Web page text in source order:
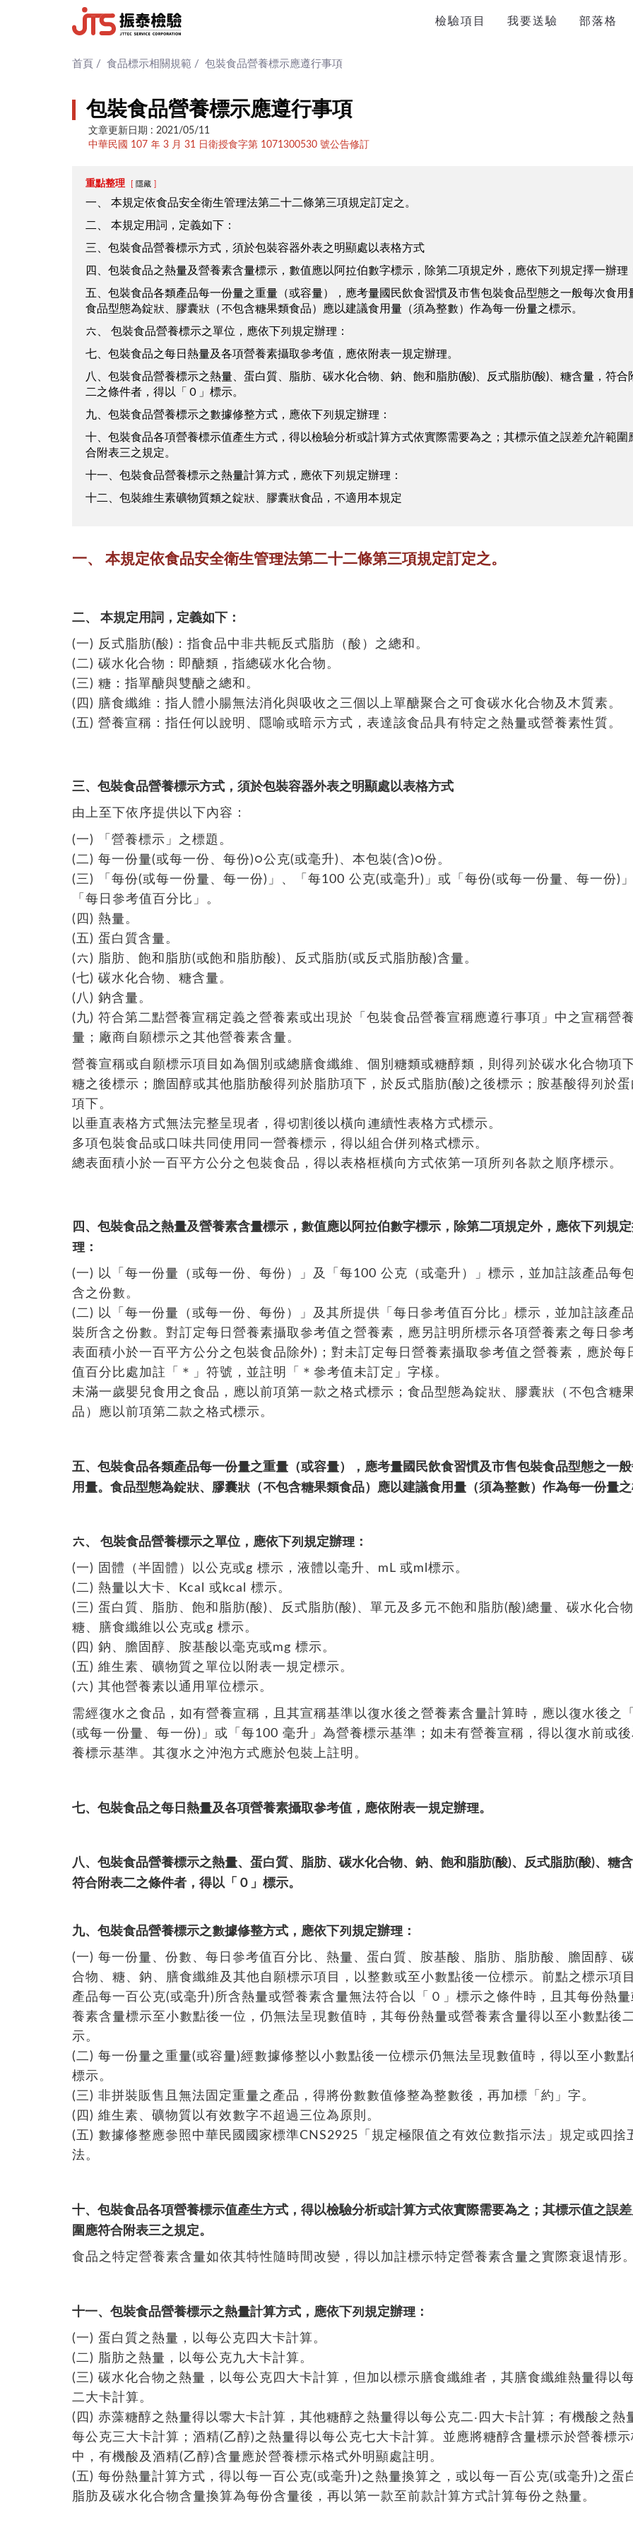
檢驗項目 我要送驗 部落格
首頁 / 食品標示相關規範 / 包裝食品營養標示應遵行事項
包裝食品營養標示應遵行事項
文章更新日期 : 2021/05/11
中華民國 107 年 3 月 31 日衛授食字第 1071300530 號公告修訂
重點整理 隱藏
一、 本規定依食品安全衛生管理法第二十二條第三項規定訂定之。
二、 本規定用詞，定義如下：
三、包裝食品營養標示方式，須於包裝容器外表之明顯處以表格方式
四、包裝食品之熱量及營養素含量標示，數值應以阿拉伯數字標示，除第二項規定外，應依下列規定擇一辦理
五、包裝食品各類產品每一份量之重量（或容量），應考量國民飲食習慣及市售包裝食品型態之一般每次食用
食品型態為錠狀、膠囊狀（不包含糖果類食品）應以建議食用量（須為整數）作為每一份量之標示。
六、 包裝食品營養標示之單位，應依下列規定辦理：
七、包裝食品之每日熱量及各項營養素攝取參考值，應依附表一規定辦理。
八、包裝食品營養標示之熱量、蛋白質、脂肪、碳水化合物、鈉、飽和脂肪(酸)、反式脂肪(酸)、糖含量，符合
二之條件者，得以「０」標示。
九、包裝食品營養標示之數據修整方式，應依下列規定辦理：
十、包裝食品各項營養標示值產生方式，得以檢驗分析或計算方式依實際需要為之；其標示值之誤差允許範圍
合附表三之規定。
十一、包裝食品營養標示之熱量計算方式，應依下列規定辦理：
十二、包裝維生素礦物質類之錠狀、膠囊狀食品，不適用本規定
一、 本規定依食品安全衛生管理法第二十二條第三項規定訂定之。
二、 本規定用詞，定義如下：
(一) 反式脂肪(酸)：指食品中非共軛反式脂肪（酸）之總和。
(二) 碳水化合物：即醣類，指總碳水化合物。
(三) 糖：指單醣與雙醣之總和。
(四) 膳食纖維：指人體小腸無法消化與吸收之三個以上單醣聚合之可食碳水化合物及木質素。
(五) 營養宣稱：指任何以說明、隱喻或暗示方式，表達該食品具有特定之熱量或營養素性質。
三、包裝食品營養標示方式，須於包裝容器外表之明顯處以表格方式
由上至下依序提供以下內容：
(一) 「營養標示」之標題。
(二) 每一份量(或每一份、每份)○公克(或毫升)、本包裝(含)○份。
(三) 「每份(或每一份量、每一份)」、「每100 公克(或毫升)」或「每份(或每一份量、每一份)」
「每日參考值百分比」。
(四) 熱量。
(五) 蛋白質含量。
(六) 脂肪、飽和脂肪(或飽和脂肪酸)、反式脂肪(或反式脂肪酸)含量。
(七) 碳水化合物、糖含量。
(八) 鈉含量。
(九) 符合第二點營養宣稱定義之營養素或出現於「包裝食品營養宣稱應遵行事項」中之宣稱營
量；廠商自願標示之其他營養素含量。
營養宣稱或自願標示項目如為個別或總膳食纖維、個別糖類或糖醇類，則得列於碳水化合物項
糖之後標示；膽固醇或其他脂肪酸得列於脂肪項下，於反式脂肪(酸)之後標示；胺基酸得列於蛋
項下。
以垂直表格方式無法完整呈現者，得切割後以橫向連續性表格方式標示。
多項包裝食品或口味共同使用同一營養標示，得以組合併列格式標示。
總表面積小於一百平方公分之包裝食品，得以表格框橫向方式依第一項所列各款之順序標示。
四、包裝食品之熱量及營養素含量標示，數值應以阿拉伯數字標示，除第二項規定外，應依下列規
理：
(一) 以「每一份量（或每一份、每份）」及「每100 公克（或毫升）」標示，並加註該產品每
含之份數。
(二) 以「每一份量（或每一份、每份）」及其所提供「每日參考值百分比」標示，並加註該產
裝所含之份數。對訂定每日營養素攝取參考值之營養素，應另註明所標示各項營養素之每日參
表面積小於一百平方公分之包裝食品除外)；對未訂定每日營養素攝取參考值之營養素，應於每
值百分比處加註「＊」符號，並註明「＊參考值未訂定」字樣。
未滿一歲嬰兒食用之食品，應以前項第一款之格式標示；食品型態為錠狀、膠囊狀（不包含糖
品）應以前項第二款之格式標示。
五、包裝食品各類產品每一份量之重量（或容量），應考量國民飲食習慣及市售包裝食品型態之一
用量。食品型態為錠狀、膠囊狀（不包含糖果類食品）應以建議食用量（須為整數）作為每一份量之
六、 包裝食品營養標示之單位，應依下列規定辦理：
(一) 固體（半固體）以公克或g 標示，液體以毫升、mL 或ml標示。
(二) 熱量以大卡、Kcal 或kcal 標示。
(三) 蛋白質、脂肪、飽和脂肪(酸)、反式脂肪(酸)、單元及多元不飽和脂肪(酸)總量、碳水化合物
糖、膳食纖維以公克或g 標示。
(四) 鈉、膽固醇、胺基酸以毫克或mg 標示。
(五) 維生素、礦物質之單位以附表一規定標示。
(六) 其他營養素以通用單位標示。
需經復水之食品，如有營養宣稱，且其宣稱基準以復水後之營養素含量計算時，應以復水後之
(或每一份量、每一份)」或「每100 毫升」為營養標示基準；如未有營養宣稱，得以復水前或後
養標示基準。其復水之沖泡方式應於包裝上註明。
七、包裝食品之每日熱量及各項營養素攝取參考值，應依附表一規定辦理。
八、包裝食品營養標示之熱量、蛋白質、脂肪、碳水化合物、鈉、飽和脂肪(酸)、反式脂肪(酸)、糖含
符合附表二之條件者，得以「０」標示。
九、包裝食品營養標示之數據修整方式，應依下列規定辦理：
(一) 每一份量、份數、每日參考值百分比、熱量、蛋白質、胺基酸、脂肪、脂肪酸、膽固醇、
合物、糖、鈉、膳食纖維及其他自願標示項目，以整數或至小數點後一位標示。前點之標示項
產品每一百公克(或毫升)所含熱量或營養素含量無法符合以「０」標示之條件時，且其每份熱量
養素含量標示至小數點後一位，仍無法呈現數值時，其每份熱量或營養素含量得以至小數點後
示。
(二) 每一份量之重量(或容量)經數據修整以小數點後一位標示仍無法呈現數值時，得以至小數點
標示。
(三) 非拼裝販售且無法固定重量之產品，得將份數數值修整為整數後，再加標「約」字。
(四) 維生素、礦物質以有效數字不超過三位為原則。
(五) 數據修整應參照中華民國國家標準CNS2925「規定極限值之有效位數指示法」規定或四捨
法。
十、包裝食品各項營養標示值產生方式，得以檢驗分析或計算方式依實際需要為之；其標示值之誤
圍應符合附表三之規定。
食品之特定營養素含量如依其特性隨時間改變，得以加註標示特定營養素含量之實際衰退情形。
十一、包裝食品營養標示之熱量計算方式，應依下列規定辦理：
(一) 蛋白質之熱量，以每公克四大卡計算。
(二) 脂肪之熱量，以每公克九大卡計算。
(三) 碳水化合物之熱量，以每公克四大卡計算，但加以標示膳食纖維者，其膳食纖維熱量得以
二大卡計算。
(四) 赤藻糖醇之熱量得以零大卡計算，其他糖醇之熱量得以每公克二‧四大卡計算；有機酸之熱
每公克三大卡計算；酒精(乙醇)之熱量得以每公克七大卡計算。並應將糖醇含量標示於營養標示
中，有機酸及酒精(乙醇)含量應於營養標示格式外明顯處註明。
(五) 每份熱量計算方式，得以每一百公克(或毫升)之熱量換算之，或以每一百公克(或毫升)之蛋
脂肪及碳水化合物含量換算為每份含量後，再以第一款至前款計算方式計算每份之熱量。